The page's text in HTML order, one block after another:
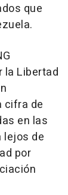
que
la Libertad
cifra de
en las
lejos de
por